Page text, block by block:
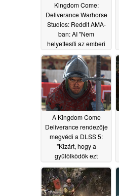
Kingdom Come:
Deliverance Warhorse
Studios: Reddit AMA-
ban: AI "Nem
helyettesíti az emberi
05/02/2026
A Kingdom Come
Deliverance rendezője
megvédi a DLSS 5:
"Kizárt, hogy a
gyűlölködők ezt
03/27/2026